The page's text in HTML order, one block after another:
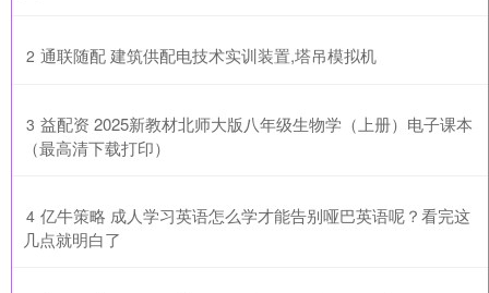
2 ​通联随配 建筑供配电技术实训装置,塔吊模拟机
3 ​益配资 2025新教材北师大版八年级生物学（上册）电子课本
（最高清下载打印）
4 ​亿牛策略 成人学习英语怎么学才能告别哑巴英语呢？看完这
几点就明白了